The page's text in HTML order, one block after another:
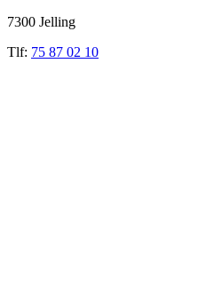
7300 Jelling
Tlf: 75 87 02 10